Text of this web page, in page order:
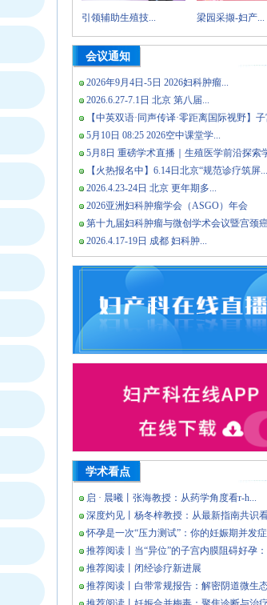
引领辅助生殖技... 梁园采撷-妇产...
会议通知
2026年9月4日-5日 2026妇科肿瘤...
2026.6.27-7.1日 北京 第八届...
【中英双语·同声传译·零距离国际视野】子
5月10日 08:25 2026空中课堂学...
5月8日 重磅学术直播｜生殖医学前沿探索
【火热报名中】6.14日北京“规范诊疗筑屏...
2026.4.23-24日 北京 更年期多...
2026亚洲妇科肿瘤学会（ASGO）年会
第十九届妇科肿瘤与微创学术会议暨宫颈
2026.4.17-19日 成都 妇科肿...
学术看点
启 · 晨曦丨张海教授：从药学角度看r-h...
深度灼见丨杨冬梓教授：从最新指南共识看
怀孕是一次“压力测试”：你的妊娠期并发症
推荐阅读丨当“异位”的子宫内膜阻碍好孕：
推荐阅读丨闭经诊疗新进展
推荐阅读丨白带常规报告：解密阴道微生态